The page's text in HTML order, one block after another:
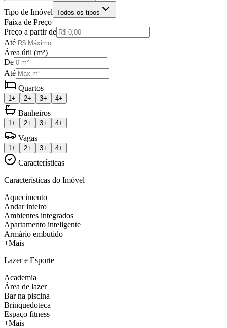
Tipo de Imóvel Todos os tipos
Faixa de Preço
Preço a partir de
Até
Área útil (m²)
De
Até
Quartos
1+ 2+ 3+ 4+
Banheiros
1+ 2+ 3+ 4+
Vagas
1+ 2+ 3+ 4+
Características
Características do Imóvel
Aquecimento
Andar inteiro
Ambientes integrados
Apartamento inteligente
Armário embutido
+Mais
Lazer e Esporte
Academia
Área de lazer
Bar na piscina
Brinquedoteca
Espaço fitness
+Mais